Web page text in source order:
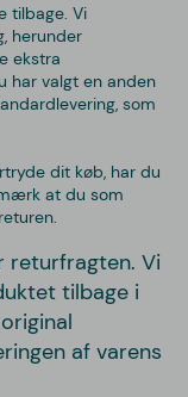
tilbage. Vi
herunder
ekstra
har valgt en anden
som
dit køb, har du
at du som
returfragten. Vi
tilbage i
af varens